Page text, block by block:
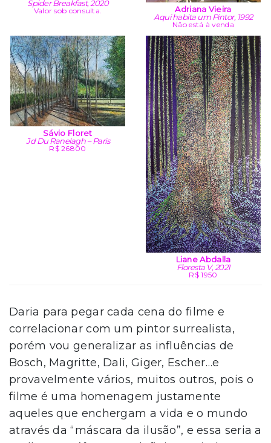
Spider Breakfast, 2020
Valor sob consulta.
Adriana Vieira
Aqui habita um Pintor, 1992
Não está à venda
Sávio Floret
Jd Du Ranelagh – Paris
R$ 26800
Liane Abdalla
Floresta V, 2021
R$ 1950
Daria para pegar cada cena do filme e
correlacionar com um pintor surrealista,
porém vou generalizar as influências de
Bosch, Magritte, Dali, Giger, Escher…e
provavelmente vários, muitos outros, pois o
filme é uma homenagem justamente
aqueles que enchergam a vida e o mundo
através da “máscara da ilusão”, e essa seria a